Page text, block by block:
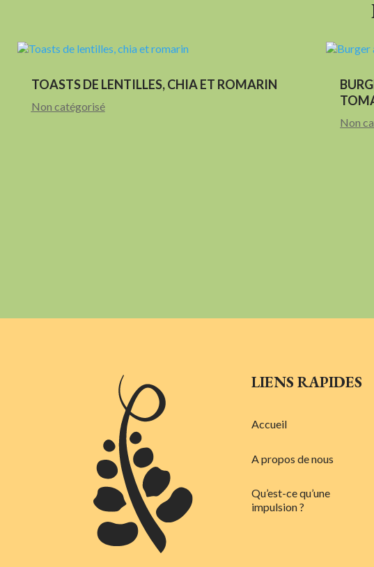
TOASTS DE LENTILLES, CHIA ET ROMARIN
Non catégorisé
Non
LIENS RAPIDES
Accueil
A propos de nous
Qu’est-ce qu’une
impulsion ?